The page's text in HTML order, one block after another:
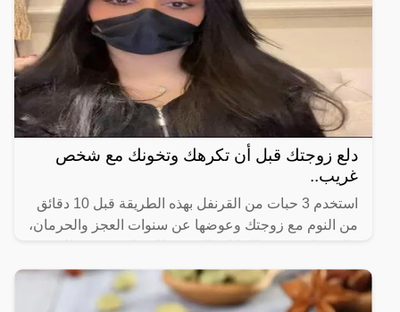
دلع زوجتك قبل أن تكرهك وتخونك مع شخص
غريب..
استخدم 3 حبات من القرنفل بهذه الطريقة قبل 10 دقائق
من النوم مع زوجتك وعوضها عن سنوات العجز والحرمان،
قيمة